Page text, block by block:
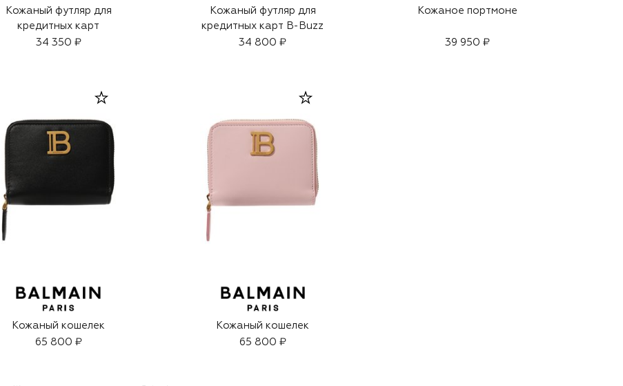
Кожаный футляр для
кредитных карт
34 350 ₽
Кожаный футляр для
кредитных карт B-Buzz
34 800 ₽
Кожаное портмоне
39 950 ₽
Кожаный кошелек
65 800 ₽
Кожаный кошелек
65 800 ₽